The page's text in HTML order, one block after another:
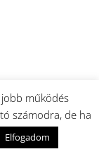
fenntartva.
jobb működés
számodra, de ha
Elfogadom